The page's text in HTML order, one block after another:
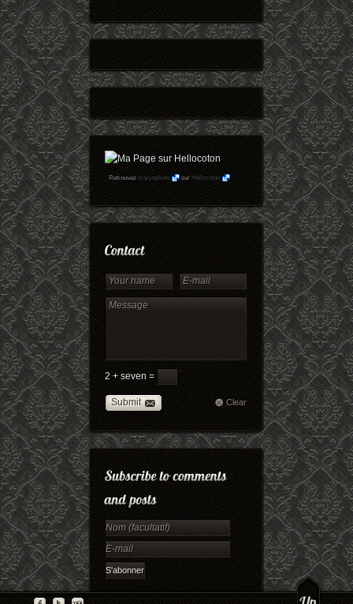
Retrouvezmaryophoto surHellocoton
2 + seven =
Submit Clear